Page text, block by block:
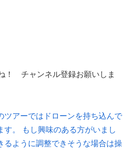
！ チャンネル登録お願いしま
ツアーではドローンを持ち込んで
す。 もし興味のある方がいまし
るように調整できそうな場合は操